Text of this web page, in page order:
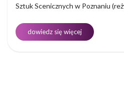
Sztuk Scenicznych w Poznaniu
dowiedz się więcej